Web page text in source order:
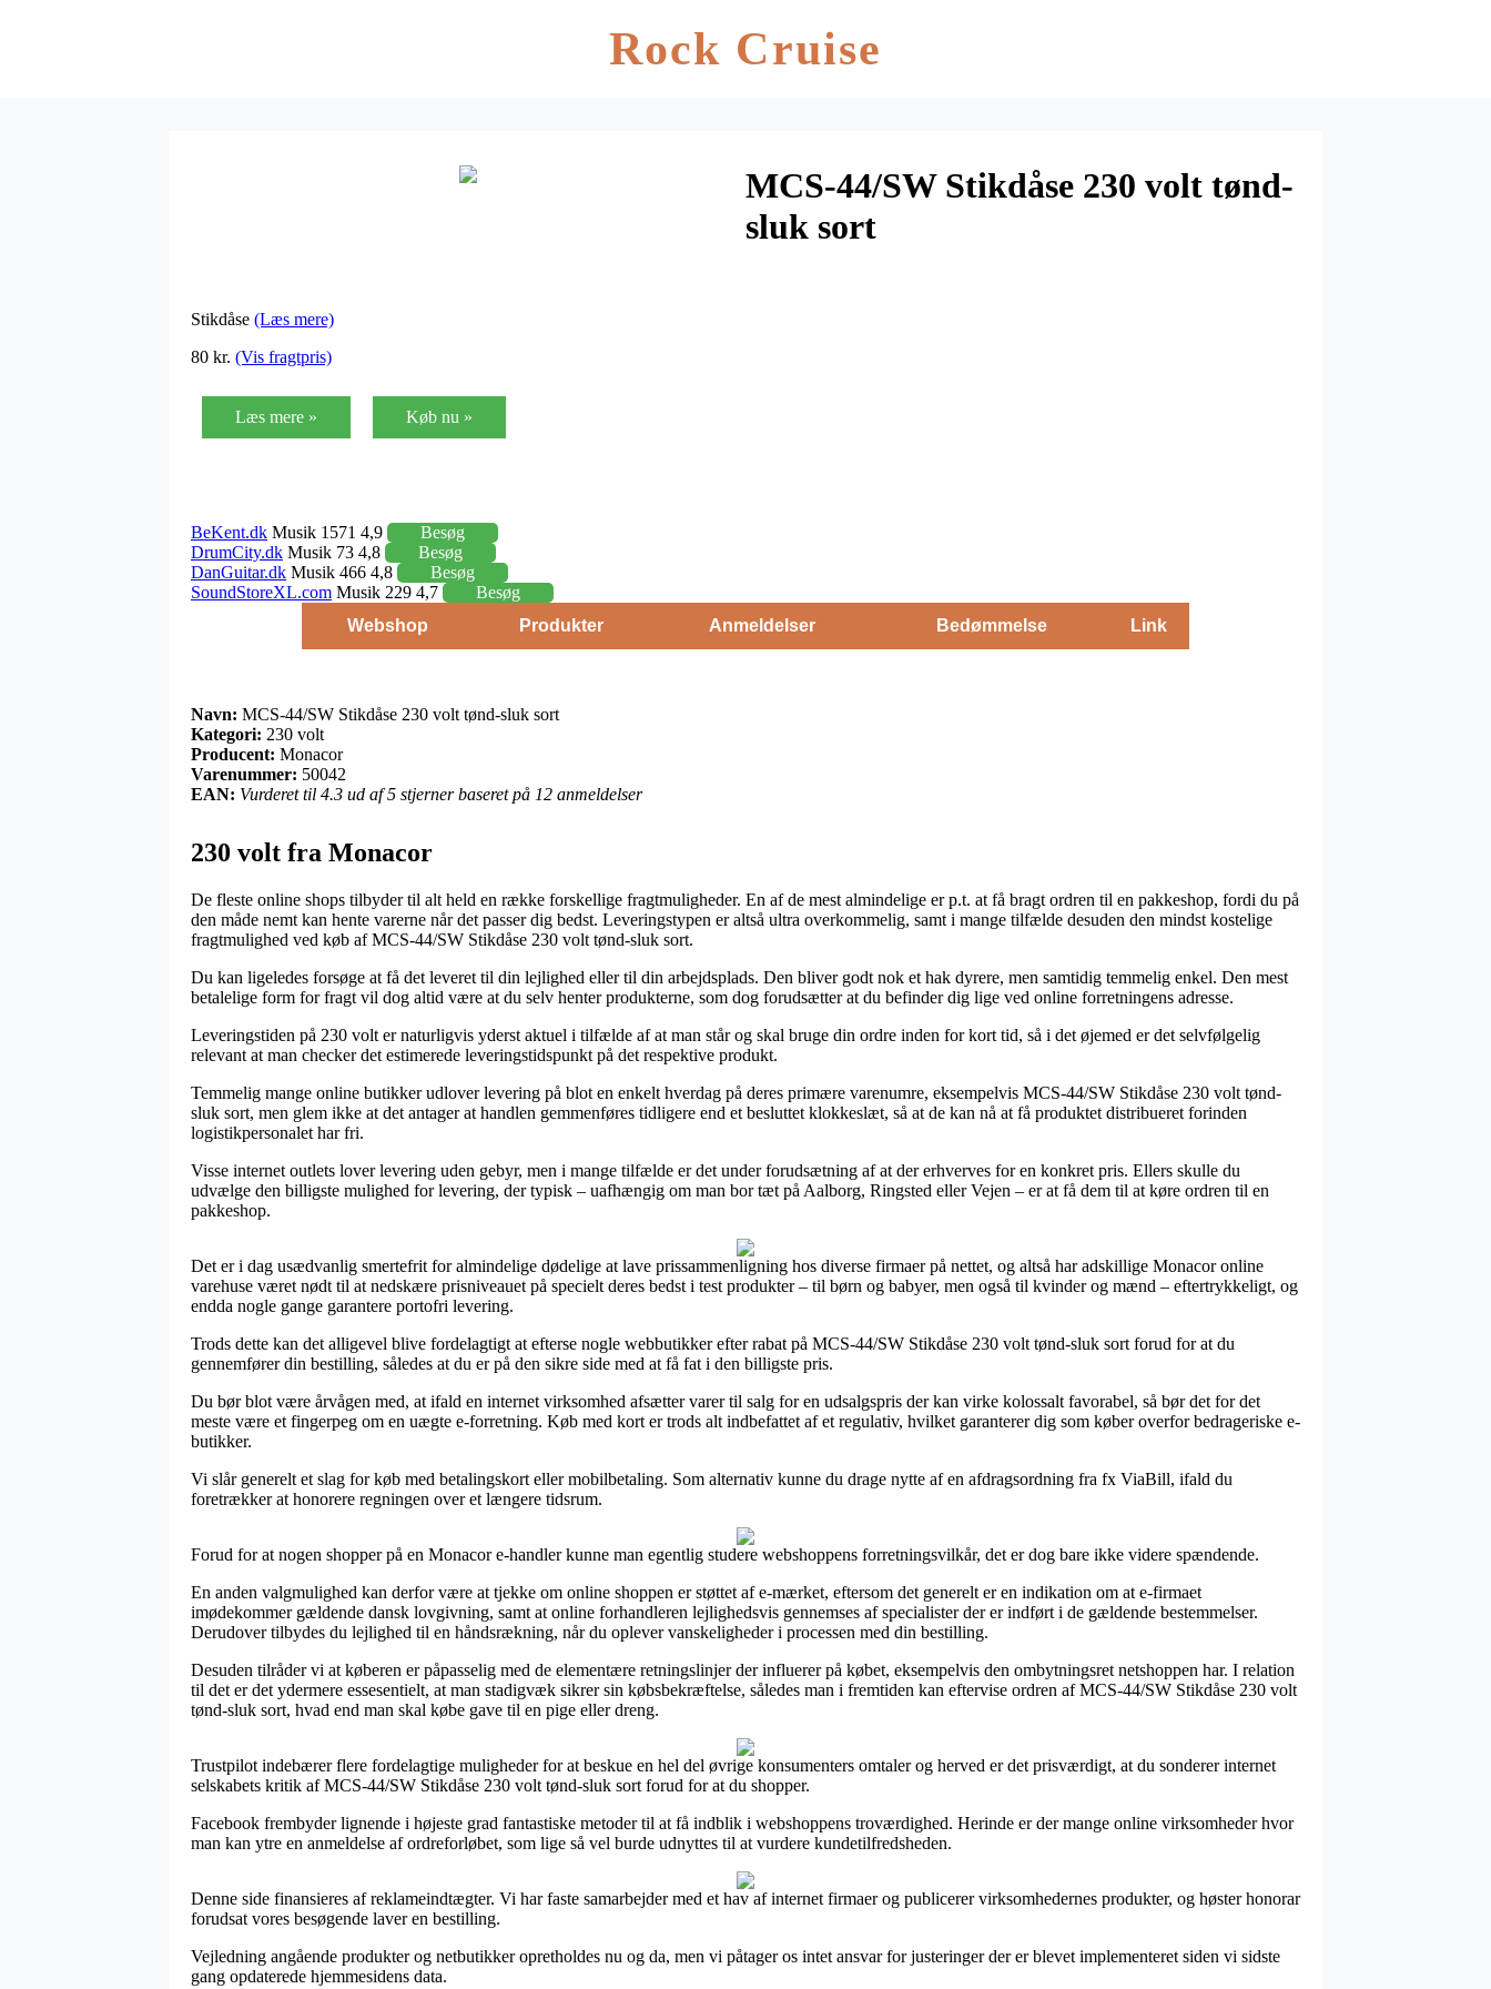
Rock Cruise
MCS-44/SW Stikdåse 230 volt tønd-
sluk sort
Stikdåse (Læs mere)
80 kr. (Vis fragtpris)
Læs mere » Køb nu »
BeKent.dk Musik 1571 4,9
Besøg
DrumCity.dk Musik 73 4,8
Besøg
DanGuitar.dk Musik 466 4,8
Besøg
SoundStoreXL.com Musik 229 4,7
Besøg
Webshop
Produkter Anmeldelser Bedømmelse Link
Navn: MCS-44/SW Stikdåse 230 volt tønd-sluk sort
Kategori: 230 volt
Producent: Monacor
Varenummer: 50042
EAN: Vurderet til 4.3 ud af 5 stjerner baseret på 12 anmeldelser
230 volt fra Monacor
De fleste online shops tilbyder til alt held en række forskellige fragtmuligheder. En af de mest almindelige er p.t. at få bragt ordren til en pakkeshop, fordi du på
den måde nemt kan hente varerne når det passer dig bedst. Leveringstypen er altså ultra overkommelig, samt i mange tilfælde desuden den mindst kostelige
fragtmulighed ved køb af MCS-44/SW Stikdåse 230 volt tønd-sluk sort.
Du kan ligeledes forsøge at få det leveret til din lejlighed eller til din arbejdsplads. Den bliver godt nok et hak dyrere, men samtidig temmelig enkel. Den mest
betalelige form for fragt vil dog altid være at du selv henter produkterne, som dog forudsætter at du befinder dig lige ved online forretningens adresse.
Leveringstiden på 230 volt er naturligvis yderst aktuel i tilfælde af at man står og skal bruge din ordre inden for kort tid, så i det øjemed er det selvfølgelig
relevant at man checker det estimerede leveringstidspunkt på det respektive produkt.
Temmelig mange online butikker udlover levering på blot en enkelt hverdag på deres primære varenumre, eksempelvis MCS-44/SW Stikdåse 230 volt tønd-
sluk sort, men glem ikke at det antager at handlen gemmenføres tidligere end et besluttet klokkeslæt, så at de kan nå at få produktet distribueret forinden
logistikpersonalet har fri.
Visse internet outlets lover levering uden gebyr, men i mange tilfælde er det under forudsætning af at der erhverves for en konkret pris. Ellers skulle du
udvælge den billigste mulighed for levering, der typisk – uafhængig om man bor tæt på Aalborg, Ringsted eller Vejen – er at få dem til at køre ordren til en
pakkeshop.
Det er i dag usædvanlig smertefrit for almindelige dødelige at lave prissammenligning hos diverse firmaer på nettet, og altså har adskillige Monacor online
varehuse været nødt til at nedskære prisniveauet på specielt deres bedst i test produkter – til børn og babyer, men også til kvinder og mænd – eftertrykkeligt, og
endda nogle gange garantere portofri levering.
Trods dette kan det alligevel blive fordelagtigt at efterse nogle webbutikker efter rabat på MCS-44/SW Stikdåse 230 volt tønd-sluk sort forud for at du
gennemfører din bestilling, således at du er på den sikre side med at få fat i den billigste pris.
Du bør blot være årvågen med, at ifald en internet virksomhed afsætter varer til salg for en udsalgspris der kan virke kolossalt favorabel, så bør det for det
meste være et fingerpeg om en uægte e-forretning. Køb med kort er trods alt indbefattet af et regulativ, hvilket garanterer dig som køber overfor bedrageriske e-
butikker.
Vi slår generelt et slag for køb med betalingskort eller mobilbetaling. Som alternativ kunne du drage nytte af en afdragsordning fra fx ViaBill, ifald du
foretrækker at honorere regningen over et længere tidsrum.
Forud for at nogen shopper på en Monacor e-handler kunne man egentlig studere webshoppens forretningsvilkår, det er dog bare ikke videre spændende.
En anden valgmulighed kan derfor være at tjekke om online shoppen er støttet af e-mærket, eftersom det generelt er en indikation om at e-firmaet
imødekommer gældende dansk lovgivning, samt at online forhandleren lejlighedsvis gennemses af specialister der er indført i de gældende bestemmelser.
Derudover tilbydes du lejlighed til en håndsrækning, når du oplever vanskeligheder i processen med din bestilling.
Desuden tilråder vi at køberen er påpasselig med de elementære retningslinjer der influerer på købet, eksempelvis den ombytningsret netshoppen har. I relation
til det er det ydermere essesentielt, at man stadigvæk sikrer sin købsbekræftelse, således man i fremtiden kan eftervise ordren af MCS-44/SW Stikdåse 230 volt
tønd-sluk sort, hvad end man skal købe gave til en pige eller dreng.
Trustpilot indebærer flere fordelagtige muligheder for at beskue en hel del øvrige konsumenters omtaler og herved er det prisværdigt, at du sonderer internet
selskabets kritik af MCS-44/SW Stikdåse 230 volt tønd-sluk sort forud for at du shopper.
Facebook frembyder lignende i højeste grad fantastiske metoder til at få indblik i webshoppens troværdighed. Herinde er der mange online virksomheder hvor
man kan ytre en anmeldelse af ordreforløbet, som lige så vel burde udnyttes til at vurdere kundetilfredsheden.
Denne side finansieres af reklameindtægter. Vi har faste samarbejder med et hav af internet firmaer og publicerer virksomhedernes produkter, og høster honorar
forudsat vores besøgende laver en bestilling.
Vejledning angående produkter og netbutikker opretholdes nu og da, men vi påtager os intet ansvar for justeringer der er blevet implementeret siden vi sidste
gang opdaterede hjemmesidens data.